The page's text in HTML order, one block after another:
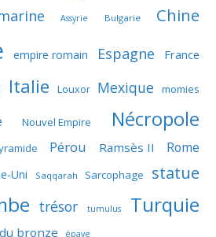
Assyrie Bulgarie Chine
empire romain Espagne France
Italie Louxor Mexique momies
Nouvel Empire Nécropole
Pérou Ramsès II Rome
Uni Saqqarah Sarcophage statue
trésor tumulus Turquie
bronze épave